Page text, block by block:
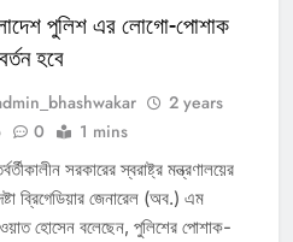
পুলিশ এর লোগো-পোশাক
হবে
2 years
0 1 mins
সরকারের স্বরাষ্ট্র মন্ত্রণালয়ের
ব্রিগেডিয়ার জেনারেল (অব.) এম
হোসেন বলেছেন, পুলিশের পোশাক-